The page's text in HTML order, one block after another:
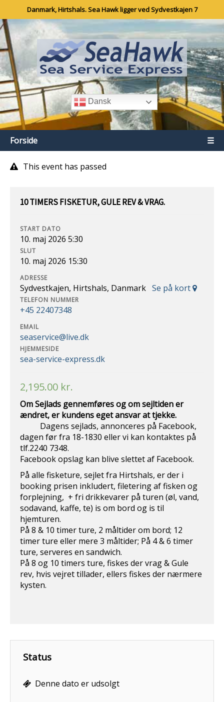
Danmark, Hirtshals. Sea Hawk ligger ved Sydvestkajen 7
Dansk
Forside ☰
This event has passed
10 TIMERS FISKETUR, GULE REV & VRAG.
START DATO
10. maj 2026 5:30
SLUT
10. maj 2026 15:30
ADRESSE
Sydvestkajen, Hirtshals, Danmark Se på kort
TELEFON NUMMER
+45 22407348
EMAIL
seaservice@live.dk
HJEMMESIDE
sea-service-express.dk
2,195.00 kr.
Om Sejlads gennemføres og om sejltiden er
ændret, er kundens eget ansvar attjekke.
Dagens sejlads, annonceres på Facebook,
dagen før fra 18-1830 eller vi kan kontaktes på
tlf.2240 7348.
Facebook opslag kan blive slettet af Facebook.
På alle fisketure, sejlet fra Hirtshals, er der i
booking prisen inkludert, filetering af fisken og
forplejning, + fri drikkevarer på turen (øl, vand,
sodavand, kaffe, te) is om bord og is til
hjemturen.
På 8 & 10 timer ture, 2 måltider om bord; 12
timer ture eller mere 3 måltider; På 4 & 6 timer
ture, serveres en sandwich.
På 8 og 10 timers ture, fiskes der vrag & Gule
rev, hvis vejret tillader, ellers fiskes der nærmere
kysten.
Status
Denne dato er udsolgt